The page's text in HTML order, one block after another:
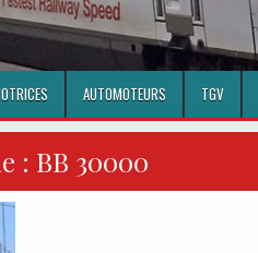
AUTOMOTEURS TGV
: BB 30000